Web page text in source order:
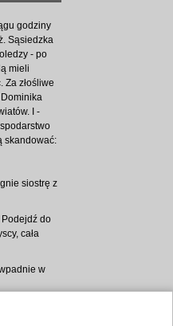
godziny
Sąsiedzka
- po
mieli
złośliwe
I -
skandować:
siostrę z
Podejdź do
cała
w
chora!
wyjdę -